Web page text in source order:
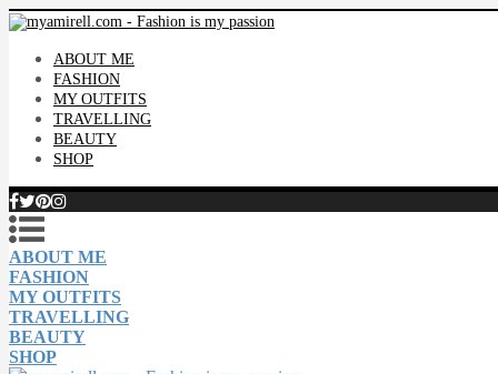
ABOUT ME
FASHION
MY OUTFITS
TRAVELLING
BEAUTY
SHOP
ABOUT ME
FASHION
MY OUTFITS
TRAVELLING
BEAUTY
SHOP